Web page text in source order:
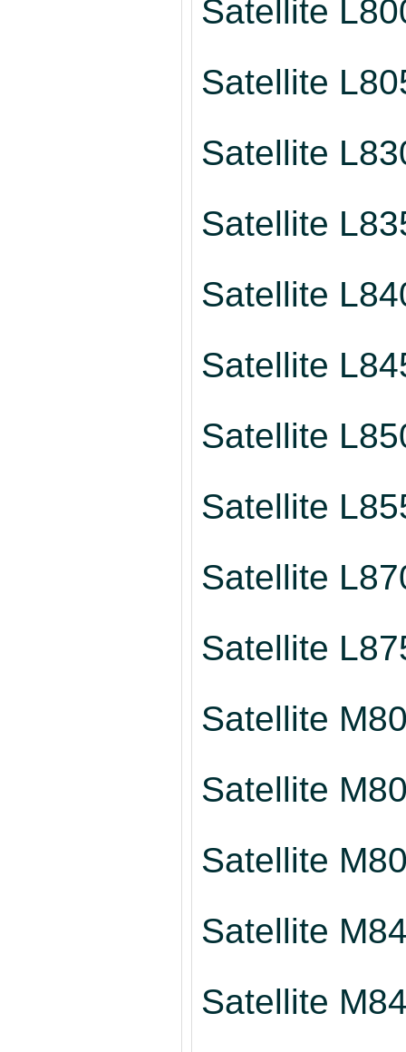
Satellite
Satellite
Satellite
Satellite
Satellite
Satellite
Satellite
Satellite
Satellite
Satellite
Satellite
Satellite
Satellite
Satellite
Satellite